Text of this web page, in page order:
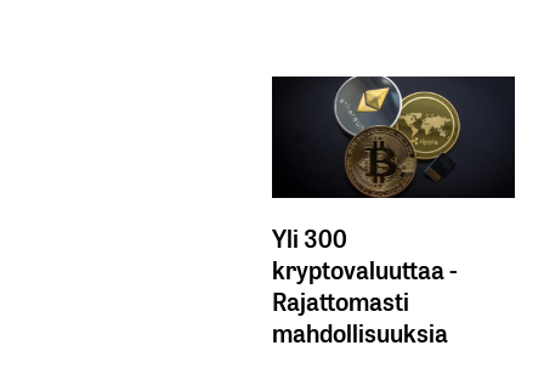
Yli 300
kryptovaluuttaa -
Rajattomasti
mahdollisuuksia